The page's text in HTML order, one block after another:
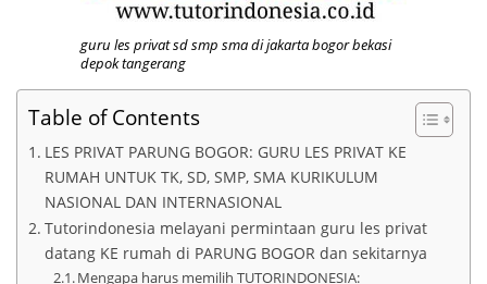
guru les privat sd smp sma di jakarta bogor bekasi
depok tangerang
Table of Contents
LES PRIVAT PARUNG BOGOR: GURU LES PRIVAT KE
RUMAH UNTUK TK, SD, SMP, SMA KURIKULUM
NASIONAL DAN INTERNASIONAL
Tutorindonesia melayani permintaan guru les privat
datang KE rumah di PARUNG BOGOR dan sekitarnya
Mengapa harus memilih TUTORINDONESIA: